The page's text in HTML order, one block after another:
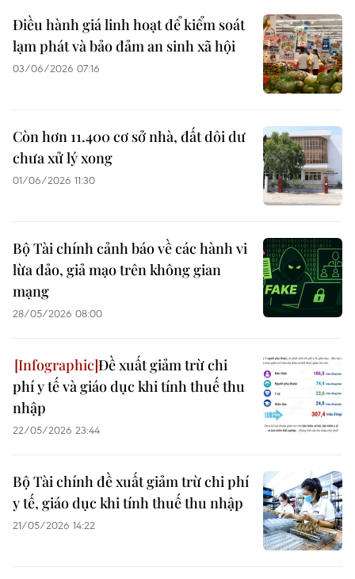
Điều hành giá linh hoạt để kiểm soát
lạm phát và bảo đảm an sinh xã hội
03/06/2026 07:16
Còn hơn 11.400 cơ sở nhà, đất dôi dư
chưa xử lý xong
01/06/2026 11:30
Bộ Tài chính cảnh báo về các hành vi
lừa đảo, giả mạo trên không gian
mạng
28/05/2026 08:00
Đề xuất giảm trừ chi
phí y tế và giáo dục khi tính thuế thu
nhập
22/05/2026 23:44
Bộ Tài chính đề xuất giảm trừ chi phí
y tế, giáo dục khi tính thuế thu nhập
21/05/2026 14:22